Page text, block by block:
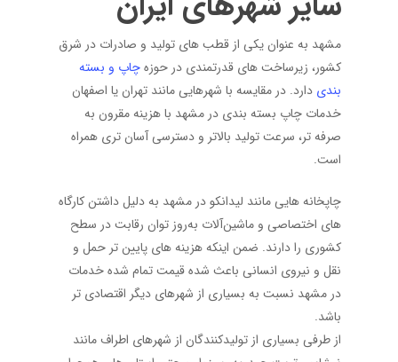
مشهد به عنوان یکی از قطب های تولید و صادرات در شرق
کشور، زیرساخت های قدرتمندی در حوزهچاپ و بسته
بندی دارد. در مقایسه با شهرهایی مانند تهران یا اصفهان
خدمات چاپ بسته بندی در مشهد با هزینه مقرون به
صرفه تر، سرعت تولید بالاتر و دسترسی آسان تری همراه
است.
چاپخانه هایی مانند لیدانکو در مشهد به دلیل داشتن کارگاه
های اختصاصی و ماشین‌آلات به‌روز توان رقابت در سطح
کشوری را دارند. ضمن اینکه هزینه های پایین تر حمل و
نقل و نیروی انسانی باعث شده قیمت تمام شده خدمات
در مشهد نسبت به بسیاری از شهرهای دیگر اقتصادی تر
باشد.
از طرفی بسیاری از تولیدکنندگان از شهرهای اطراف مانند